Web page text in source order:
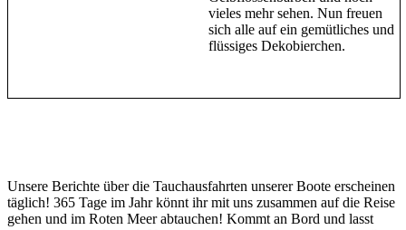
vieles mehr sehen. Nun freuen
sich alle auf ein gemütliches und
flüssiges Dekobierchen.
Unsere Berichte über die Tauchausfahrten unserer Boote erscheinen
täglich! 365 Tage im Jahr könnt ihr mit uns zusammen auf die Reise
gehen und im Roten Meer abtauchen! Kommt an Bord und lasst